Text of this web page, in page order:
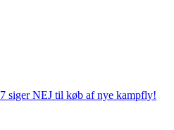
siger NEJ til køb af nye kampfly!